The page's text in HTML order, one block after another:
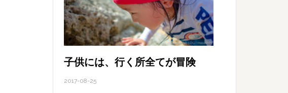
子供には、行く所全てが冒険
2017-08-25